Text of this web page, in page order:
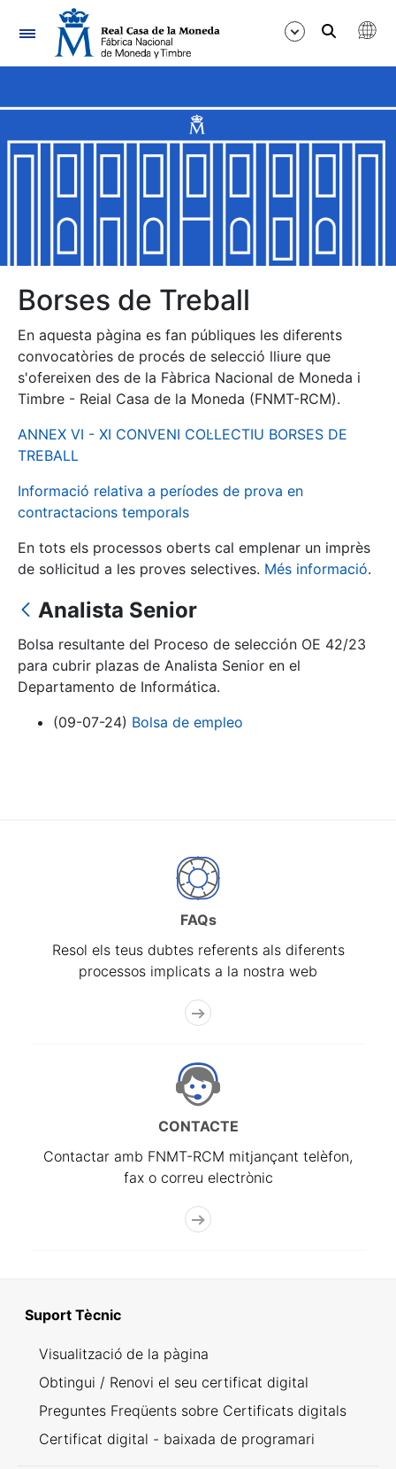
Navegació
Mostra/Amaga
Mostra/Amaga
Mostra/Amaga
Mostra/Amaga
Mostra/Amaga
Mostra/Amaga
Mostra/Amaga
Borses de Treball
En aquesta pàgina es fan públiques les diferents
convocatòries de procés de selecció lliure que
s'ofereixen des de la Fàbrica Nacional de Moneda i
Timbre - Reial Casa de la Moneda (FNMT-RCM).
ANNEX VI - XI CONVENI COL·LECTIU BORSES DE
TREBALL
Informació relativa a períodes de prova en
contractacions temporals
En tots els processos oberts cal emplenar un imprès
de sol·licitud a les proves selectives. Més informació.
Analista Senior
Bolsa resultante del Proceso de selección OE 42/23
para cubrir plazas de Analista Senior en el
Departamento de Informática.
(09-07-24) Bolsa de empleo
FAQs
Resol els teus dubtes referents als diferents
processos implicats a la nostra web
CONTACTE
Contactar amb FNMT-RCM mitjançant telèfon,
fax o correu electrònic
Suport Tècnic
Visualització de la pàgina
Obtingui / Renovi el seu certificat digital
Preguntes Freqüents sobre Certificats digitals
Certificat digital - baixada de programari